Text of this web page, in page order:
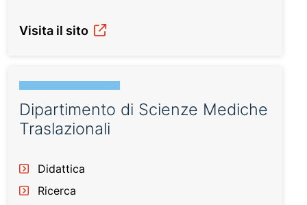
Visita il sito
Dipartimento di Scienze Mediche
Traslazionali
Didattica
Ricerca